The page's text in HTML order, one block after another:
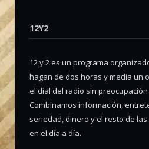
12Y2
12 y 2 es un programa
hagan de dos horas y media un
el dial del radio sin
Combinamos información,
seriedad, dinero y el resto de
en el día a día.